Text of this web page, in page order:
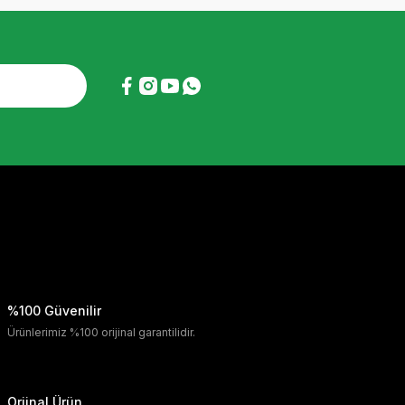
%100 Güvenilir
Ürünlerimiz %100 orijinal garantilidir.
Orjinal Ürün